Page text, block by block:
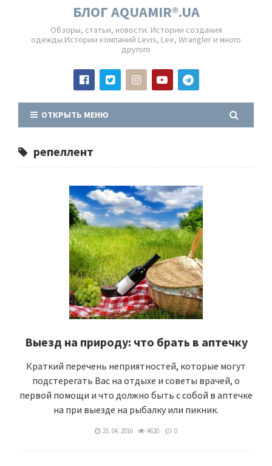
БЛОГ AQUAMIR®.UA
Обзоры, статьи, новости. Истории создания
одежды.Истории компаний Levis, Lee, Wrangler и много
другого
ОТКРЫТЬ МЕНЮ
репеллент
Выезд на природу: что брать в аптечку
Краткий перечень неприятностей, которые могут
подстерегать Вас на отдыхе и советы врачей, о
первой помощи и что должно быть с собой в аптечке
на при выезде на рыбалку или пикник.
25. 04. 2016 4620 0